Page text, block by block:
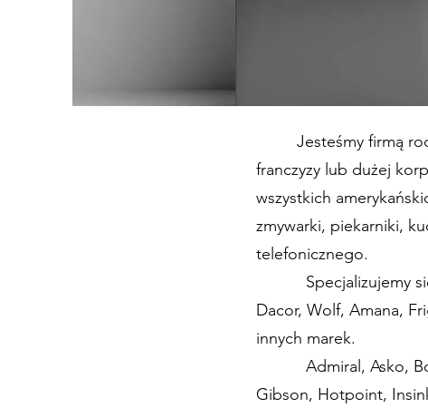
Jesteśmy firmą
franczyzy lub dużej
wszystkich
zmywarki, piekarniki,
telefonicznego.
Specjalizujemy się
Dacor, Wolf, Amana,
innych marek.
Admiral, Asko,
Gibson, Hotpoint,